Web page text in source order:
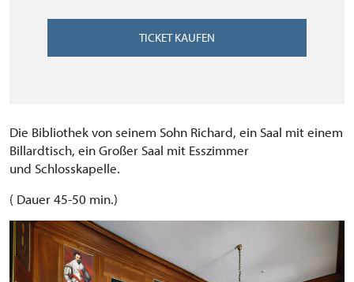
TICKET KAUFEN
Die Bibliothek von seinem Sohn Richard, ein Saal mit einem
Billardtisch, ein Großer Saal mit Esszimmer
und Schlosskapelle.
( Dauer 45-50 min.)